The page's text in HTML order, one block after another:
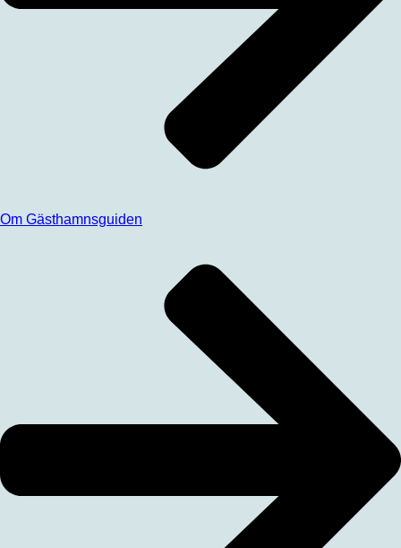
Om Gästhamnsguiden